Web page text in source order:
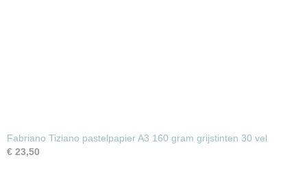
Fabriano Tiziano pastelpapier A3 160 gram grijstinten 30 vel
€ 23,50